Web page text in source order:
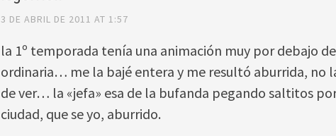
3 DE ABRIL DE 2011 AT 1:57
la 1º temporada tenía una animación muy por debajo
ordinaria… me la bajé entera y me resultó aburrida, no
de ver… la «jefa» esa de la bufanda pegando saltitos
ciudad, que se yo, aburrido.